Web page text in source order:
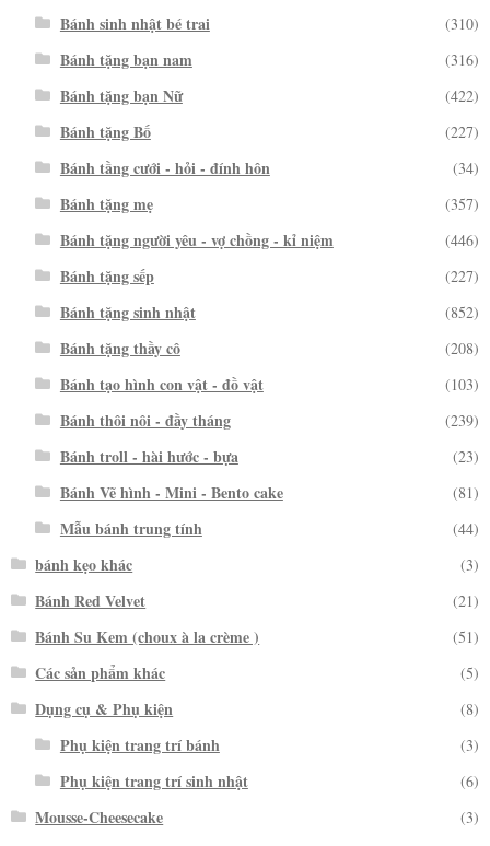
Bánh sinh nhật bé trai (310)
Bánh tặng bạn nam (316)
Bánh tặng bạn Nữ (422)
Bánh tặng Bố (227)
Bánh tầng cưới - hỏi - đính hôn (34)
Bánh tặng mẹ (357)
Bánh tặng người yêu - vợ chồng - kỉ niệm (446)
Bánh tặng sếp (227)
Bánh tặng sinh nhật (852)
Bánh tặng thầy cô (208)
Bánh tạo hình con vật - đồ vật (103)
Bánh thôi nôi - đầy tháng (239)
Bánh troll - hài hước - bựa (23)
Bánh Vẽ hình - Mini - Bento cake (81)
Mẫu bánh trung tính (44)
bánh kẹo khác (3)
Bánh Red Velvet (21)
Bánh Su Kem (choux à la crème ) (51)
Các sản phẩm khác (5)
Dụng cụ & Phụ kiện (8)
Phụ kiện trang trí bánh (3)
Phụ kiện trang trí sinh nhật (6)
Mousse-Cheesecake (3)